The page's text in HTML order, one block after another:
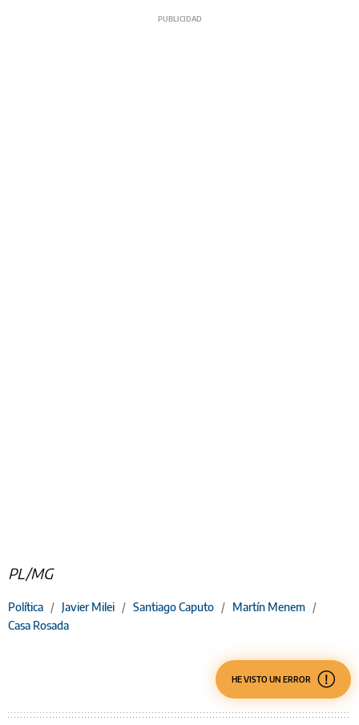
PL/MG
Política / Javier Milei / Santiago Caputo / Martín Menem /
Casa Rosada
HE VISTO UN ERROR